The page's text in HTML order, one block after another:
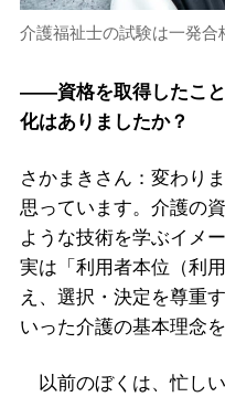
介護福祉士の試験は一発合
――資格を取得したこと
化はありましたか？
さかまきさん：変わり
思っています。介護の
ような技術を学ぶイメ
実は「利用者本位（利
え、選択・決定を尊重
いった介護の基本理念
以前のぼくは、忙し